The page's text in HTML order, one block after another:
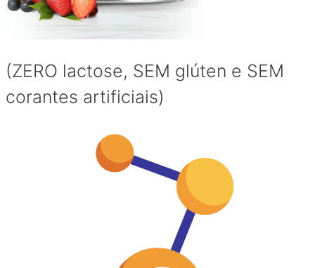
(ZERO lactose, SEM glúten e SEM
corantes artificiais)